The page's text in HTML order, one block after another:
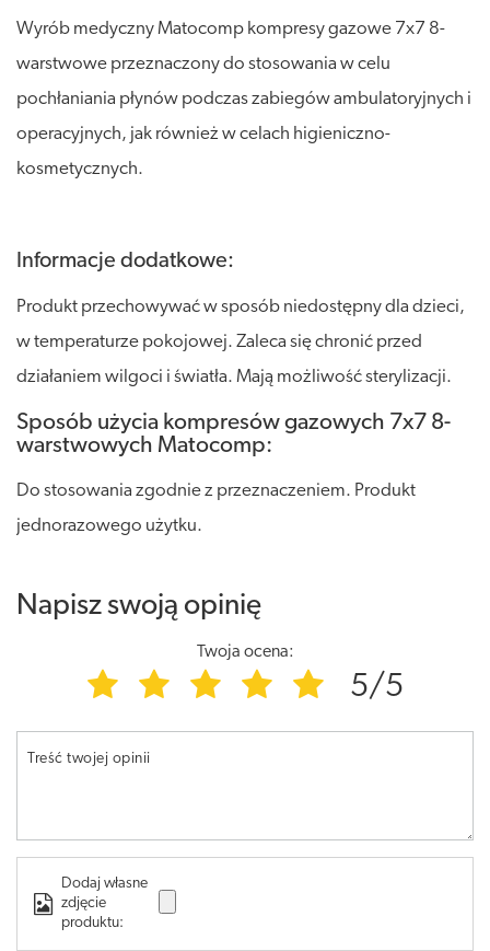
Wyrób medyczny Matocomp kompresy gazowe 7x7 8-
warstwowe przeznaczony do stosowania w celu
pochłaniania płynów podczas zabiegów ambulatoryjnych i
operacyjnych, jak również w celach higieniczno-
kosmetycznych.
Informacje dodatkowe:
Produkt przechowywać w sposób niedostępny dla dzieci,
w temperaturze pokojowej. Zaleca się chronić przed
działaniem wilgoci i światła. Mają możliwość sterylizacji.
Sposób użycia kompresów gazowych 7x7 8-
warstwowych Matocomp:
Do stosowania zgodnie z przeznaczeniem. Produkt
jednorazowego użytku.
Napisz swoją opinię
Twoja ocena:
5/5
Treść twojej opinii
Dodaj własne
zdjęcie
produktu: